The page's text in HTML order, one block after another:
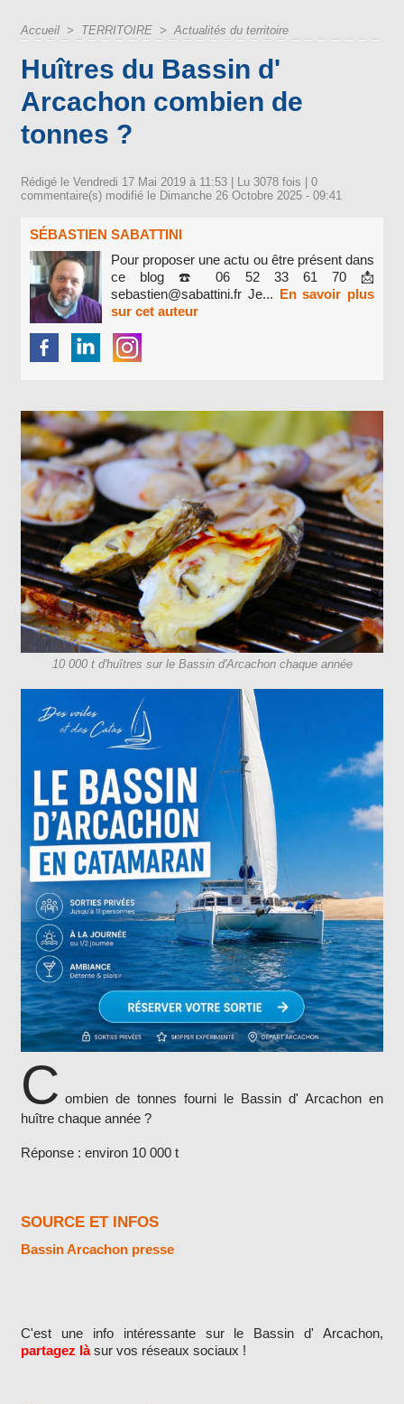
Accueil > TERRITOIRE > Actualités du territoire
Huîtres du Bassin d'
Arcachon combien de
tonnes ?
Rédigé le Vendredi 17 Mai 2019 à 11:53 | Lu 3078 fois | 0
commentaire(s) modifié le Dimanche 26 Octobre 2025 - 09:41
SÉBASTIEN SABATTINI
Pour proposer une actu ou être présent dans
ce blog ☎️ 06 52 33 61 70 📩
sebastien@sabattini.fr Je... En savoir plus
sur cet auteur
10 000 t d'huîtres sur le Bassin d'Arcachon chaque année
C ombien de tonnes fourni le Bassin d' Arcachon en
huître chaque année ?
Réponse : environ 10 000 t
SOURCE ET INFOS
Bassin Arcachon presse
C'est une info intéressante sur le Bassin d' Arcachon,
partagez làsur vos réseaux sociaux !